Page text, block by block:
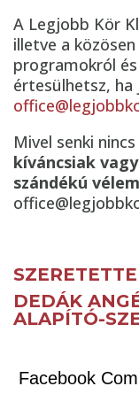
A Legjobb Kör
illetve a
programokról
értesülhetsz, ha
Mivel senki
kíváncsiak
szándékú
DEDÁK
ALAPÍTÓ-
Facebook